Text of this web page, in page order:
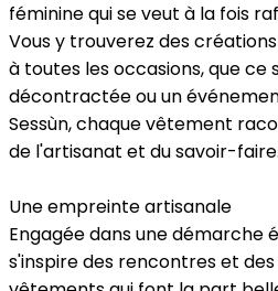
féminine qui se veut à la fois
Vous y trouverez des
à toutes les occasions, que ce
décontractée ou un
Sessùn, chaque vêtement
de l'artisanat et du savoir-faire.
Une empreinte artisanale
Engagée dans une démarche
s'inspire des rencontres et